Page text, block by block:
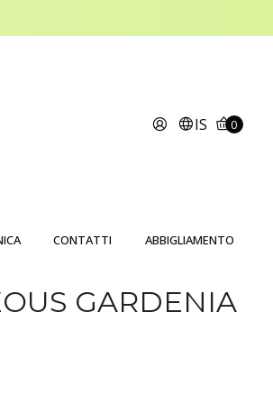
IS 0
CONTATTI ABBIGLIAMENTO
GARDENIA